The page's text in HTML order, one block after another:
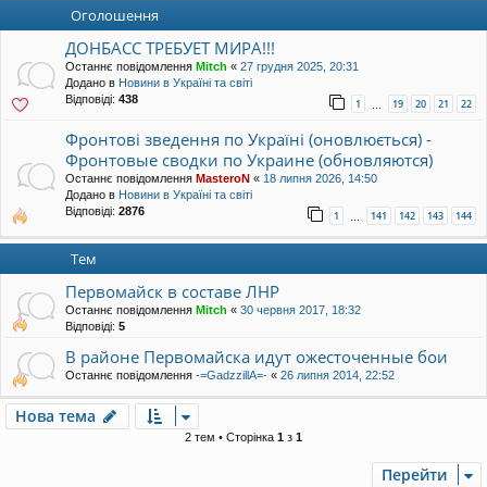
Оголошення
ДОНБАСС ТРЕБУЕТ МИРА!!!
Останнє повідомлення Mitch « 27 грудня 2025, 20:31
Додано в Новини в Україні та світі
Відповіді: 438 1 … 19 20 21 22
Фронтові зведення по Україні (оновлюється) -
Фронтовые сводки по Украине (обновляются)
Останнє повідомлення MasteroN « 18 липня 2026, 14:50
Додано в Новини в Україні та світі
Відповіді: 2876 1 … 141 142 143 144
Тем
Первомайск в составе ЛНР
Останнє повідомлення Mitch « 30 червня 2017, 18:32
Відповіді: 5
В районе Первомайска идут ожесточенные бои
Останнє повідомлення -=GadzzillA=- « 26 липня 2014, 22:52
Нова тема
2 тем • Сторінка 1 з 1
Перейти